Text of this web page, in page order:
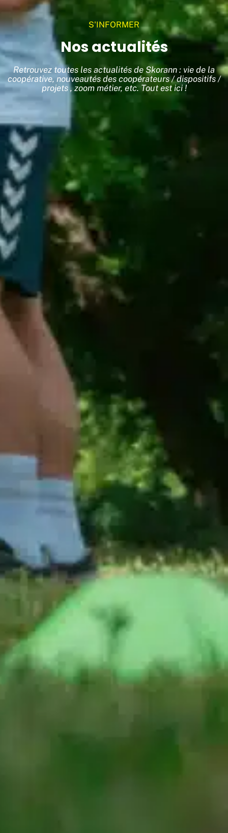
S'INFORMER
Nos actualités
Retrouvez toutes les actualités de Skorann : vie de la
coopérative, nouveautés des coopérateurs / dispositifs /
projets , zoom métier, etc. Tout est ici !